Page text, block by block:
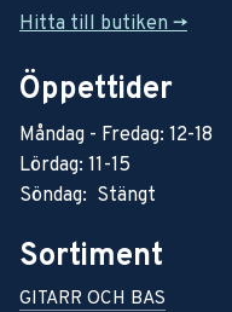
Hitta till butiken ->
Öppettider
Måndag - Fredag: 12-18
Lördag: 11-15
Söndag: Stängt
Sortiment
GITARR OCH BAS